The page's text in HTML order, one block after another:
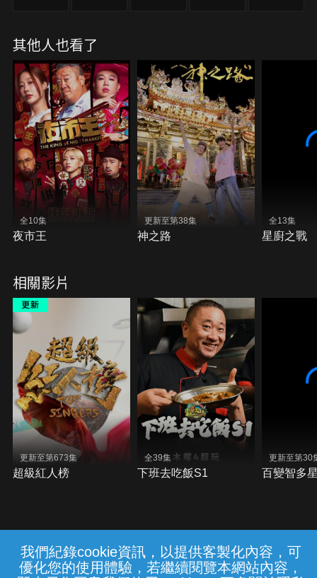
我們紀錄cookie資訊，以提供客製化內容，可
優化您的使用體驗，若繼續閱覽本網站內容，
其他人也看了
全10集
夜市王
更新至第38集
神之路
全13集
星廚之戰
相關影片
更新至第673集
超級紅人榜
全39集
下班去吃飯S1
更新至第30
百變智多
常見問題 線上客服 服務條款 隱私權保護
{{notifyMsg}}